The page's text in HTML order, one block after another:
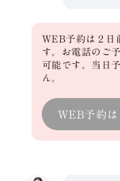
WEB予約は２日
す。お電話のご
可能です。当日
ん。
WEB予約は